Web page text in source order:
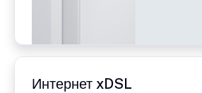
Интернет xDSL